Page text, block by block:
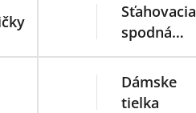
Sťahovacia
spodná
bielizeň
Dámske
tielka